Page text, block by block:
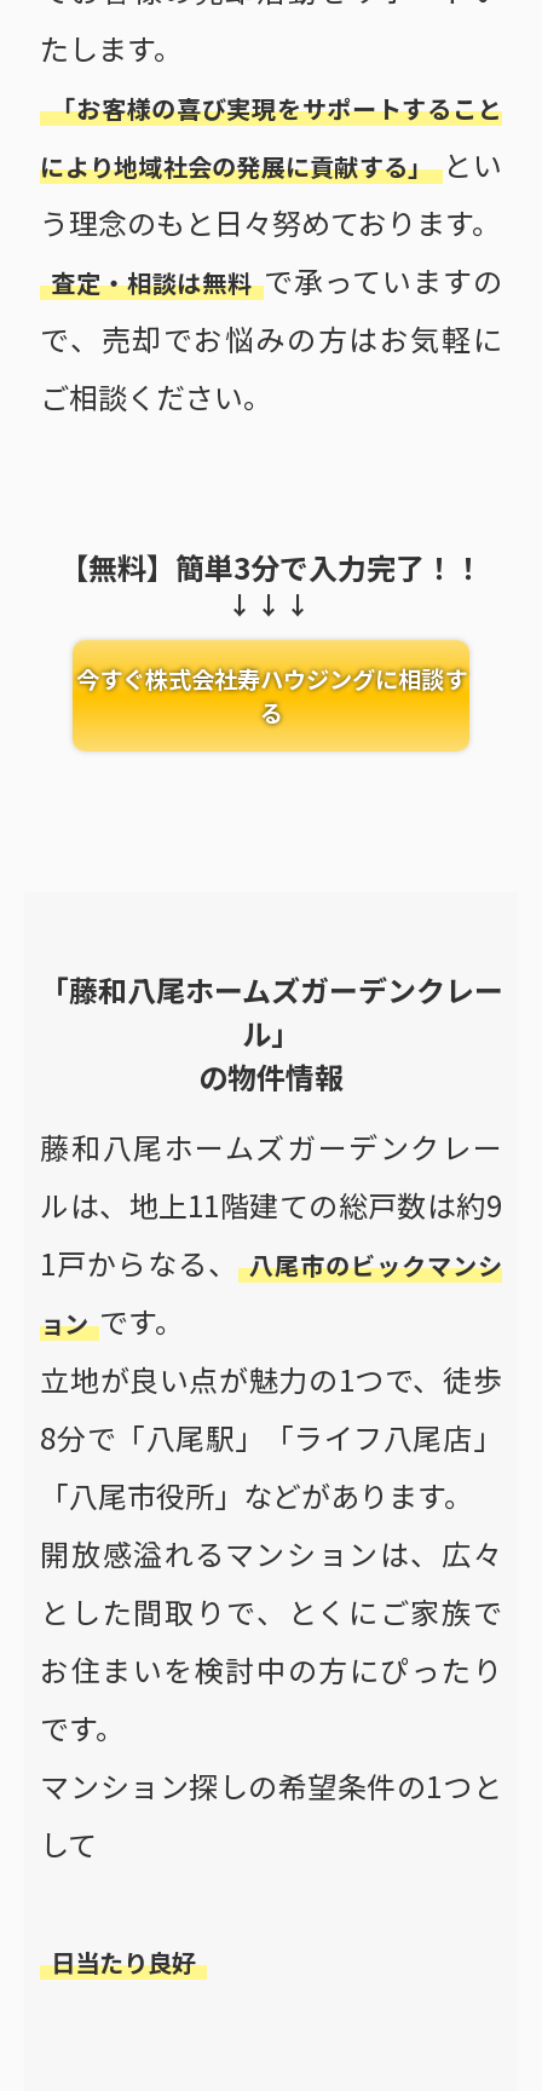
たします。
「お客様の喜び実現をサポートすること
により地域社会の発展に貢献する」 とい
う理念のもと日々努めております。
査定・相談は無料 で承っていますの
で、売却でお悩みの方はお気軽に
ご相談ください。
【無料】簡単3分で入力完了！！
今すぐ株式会社寿ハウジングに相談す
る
「藤和八尾ホームズガーデンクレー
ル」
の物件情報
藤和八尾ホームズガーデンクレー
ルは、地上11階建ての総戸数は約9
1戸からなる、 八尾市のビックマンシ
ョン です。
立地が良い点が魅力の1つで、徒歩
8分で「八尾駅」「ライフ八尾店」
「八尾市役所」などがあります。
開放感溢れるマンションは、広々
とした間取りで、とくにご家族で
お住まいを検討中の方にぴったり
です。
マンション探しの希望条件の1つと
して
日当たり良好